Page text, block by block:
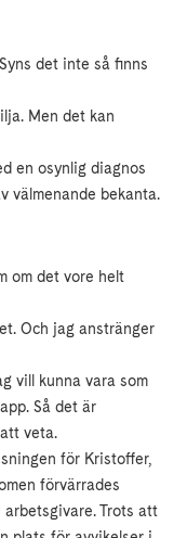
det inte så finns
Men det kan
en osynlig diagnos
välmenande bekanta.
om det vore helt
Och jag anstränger
vill kunna vara som
Så det är
veta.
för Kristoffer,
förvärrades
Trots att